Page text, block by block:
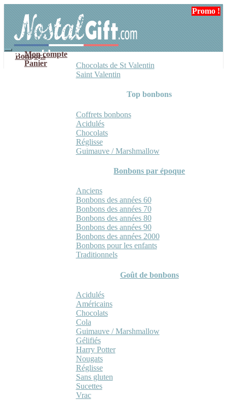
navigation
contenu
Mon compte
Panier
Bonbons
Chocolats de St Valentin
Saint Valentin
Top bonbons
Coffrets bonbons
Acidulés
Chocolats
Réglisse
Guimauve / Marshmallow
Bonbons par époque
Anciens
Bonbons des années 60
Bonbons des années 70
Bonbons des années 80
Bonbons des années 90
Bonbons des années 2000
Bonbons pour les enfants
Traditionnels
Goût de bonbons
Acidulés
Américains
Chocolats
Cola
Guimauve / Marshmallow
Gélifiés
Harry Potter
Nougats
Réglisse
Sans gluten
Sucettes
Vrac
Promo !
Promo !